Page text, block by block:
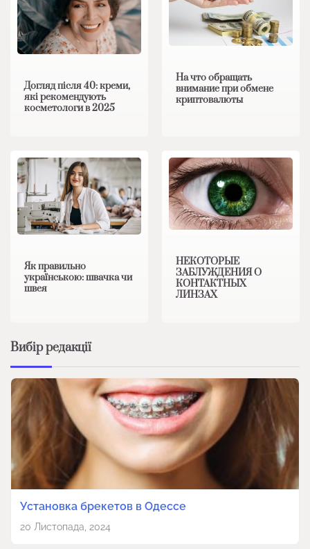
Догляд після 40: креми,
які рекомендують
косметологи в 2025
На что обращать
внимание при обмене
криптовалюты
Як правильно
українською: швачка чи
швея
НЕКОТОРЫЕ
ЗАБЛУЖДЕНИЯ О
КОНТАКТНЫХ
ЛИНЗАХ
Вибір редакції
Установка брекетов в Одессе
20 Листопада, 2024